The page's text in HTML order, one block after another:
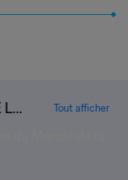
du
LA
Tout afficher